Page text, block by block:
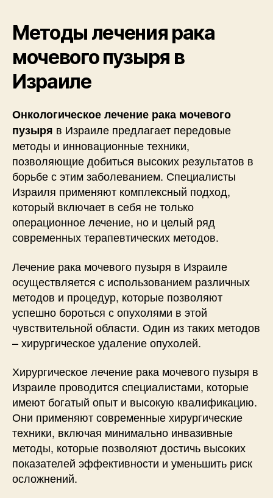
Методы лечения рака
мочевого пузыря в
Израиле
Онкологическое лечение рака мочевого
пузыря в Израиле предлагает передовые
методы и инновационные техники,
позволяющие добиться высоких результатов в
борьбе с этим заболеванием. Специалисты
Израиля применяют комплексный подход,
который включает в себя не только
операционное лечение, но и целый ряд
современных терапевтических методов.
Лечение рака мочевого пузыря в Израиле
осуществляется с использованием различных
методов и процедур, которые позволяют
успешно бороться с опухолями в этой
чувствительной области. Один из таких методов
– хирургическое удаление опухолей.
Хирургическое лечение рака мочевого пузыря в
Израиле проводится специалистами, которые
имеют богатый опыт и высокую квалификацию.
Они применяют современные хирургические
техники, включая минимально инвазивные
методы, которые позволяют достичь высоких
показателей эффективности и уменьшить риск
осложнений.